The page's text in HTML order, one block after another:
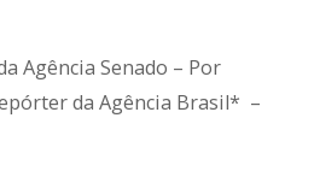
Agência Senado – Por
da Agência Brasil* –